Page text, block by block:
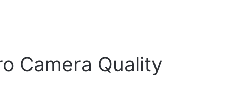
Camera Quality